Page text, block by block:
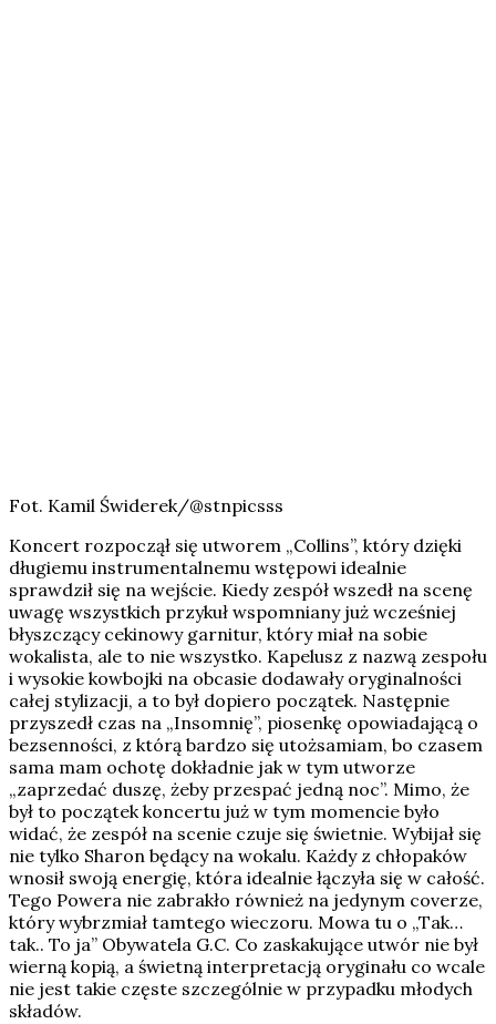
Fot. Kamil Świderek/@stnpicsss
Koncert rozpoczął się utworem „Collins”, który dzięki
długiemu instrumentalnemu wstępowi idealnie
sprawdził się na wejście. Kiedy zespół wszedł na scenę
uwagę wszystkich przykuł wspomniany już wcześniej
błyszczący cekinowy garnitur, który miał na sobie
wokalista, ale to nie wszystko. Kapelusz z nazwą zespołu
i wysokie kowbojki na obcasie dodawały oryginalności
całej stylizacji, a to był dopiero początek. Następnie
przyszedł czas na „Insomnię”, piosenkę opowiadającą o
bezsenności, z którą bardzo się utożsamiam, bo czasem
sama mam ochotę dokładnie jak w tym utworze
„zaprzedać duszę, żeby przespać jedną noc”. Mimo, że
był to początek koncertu już w tym momencie było
widać, że zespół na scenie czuje się świetnie. Wybijał się
nie tylko Sharon będący na wokalu. Każdy z chłopaków
wnosił swoją energię, która idealnie łączyła się w całość.
Tego Powera nie zabrakło również na jedynym coverze,
który wybrzmiał tamtego wieczoru. Mowa tu o „Tak…
tak.. To ja” Obywatela G.C. Co zaskakujące utwór nie był
wierną kopią, a świetną interpretacją oryginału co wcale
nie jest takie częste szczególnie w przypadku młodych
składów.